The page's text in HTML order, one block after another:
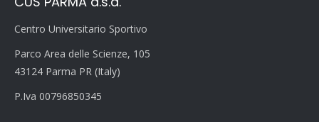
Centro Universitario Sportivo
Parco Area delle Scienze, 105
43124 Parma PR (Italy)
P.Iva 00796850345